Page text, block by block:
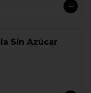
Sin Azúcar